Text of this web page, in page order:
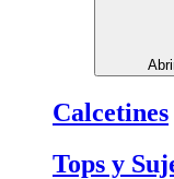
Calcetines
Tops y